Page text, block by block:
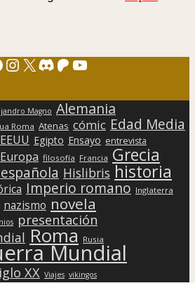
Instagram
X Discord
Patreon
YouTube
Magno Alemania
Roma Atenas cómic Edad Media
EEUU Egipto Ensayo entrevista
Europa filosofía Francia Grecia
Hislibris historia
Imperio romano Inglaterra
nazismo novela
presentación
Roma Rusia
Mundial
XX Viajes vikingos